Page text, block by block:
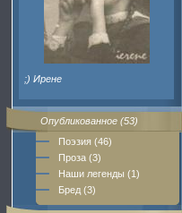
;) Ирене
Опубликованное (53)
Поэзия (46)
Проза (3)
Наши легенды (1)
Бред (3)